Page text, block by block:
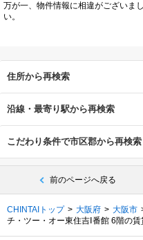
万が一、物件情報に相違がございまし
い。
住所から再検索
沿線・最寄り駅から再検索
こだわり条件で市区郡から再検索
前のページへ戻る
CHINTAIトップ 大阪府 大阪市
チ・ツー・オー東住吉Ⅰ番館 6階の賃